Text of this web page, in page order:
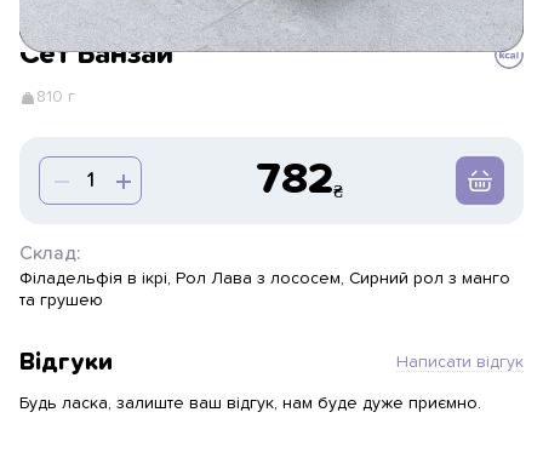
Сет Банзай
810 г
782
Склад:
Філадельфія в ікрі, Рол Лава з лососем, Сирний рол з манго
та грушею
Відгуки Написати відгук
Будь ласка, залиште ваш відгук, нам буде дуже приємно.